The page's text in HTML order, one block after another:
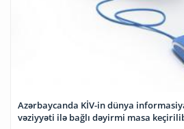
Azərbaycanda KİV-in dünya informasiya
vəziyyəti ilə bağlı dəyirmi masa